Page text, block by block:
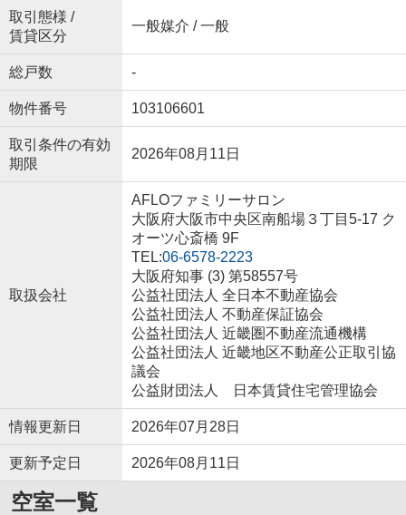
取引態様 /
賃貸区分
一般媒介 / 一般
総戸数 -
物件番号 103106601
取引条件の有効
期限
2026年08月11日
取扱会社
AFLOファミリーサロン
大阪府大阪市中央区南船場３丁目5-17 ク
オーツ心斎橋 9F
TEL:06-6578-2223
大阪府知事 (3) 第58557号
公益社団法人 全日本不動産協会
公益社団法人 不動産保証協会
公益社団法人 近畿圏不動産流通機構
公益社団法人 近畿地区不動産公正取引協
議会
公益財団法人 日本賃貸住宅管理協会
情報更新日 2026年07月28日
更新予定日 2026年08月11日
空室一覧